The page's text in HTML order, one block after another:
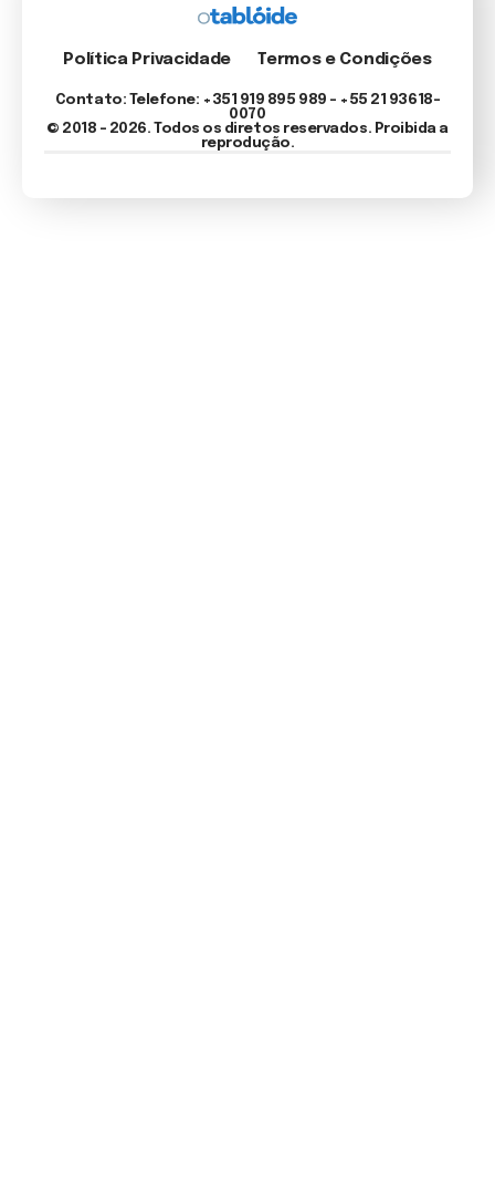
Política Privacidade Termos e Condições
Contato: Telefone: +351 919 895 989 – +55 21 93618-
0070
© 2018 - 2026. Todos os diretos reservados. Proibida a
reprodução.